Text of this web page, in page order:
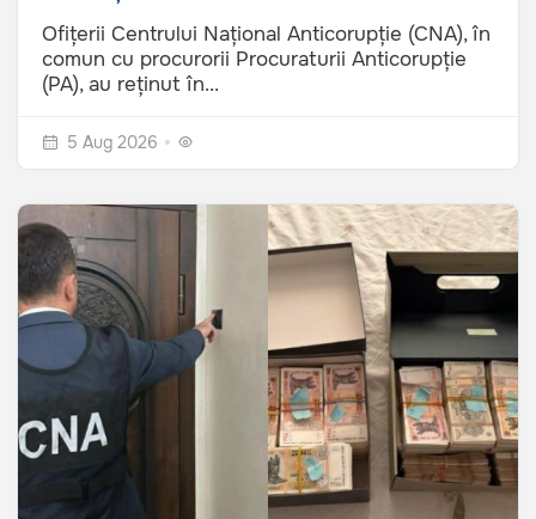
Ofițerii Centrului Național Anticorupție (CNA), în
comun cu procurorii Procuraturii Anticorupție
(PA), au reținut în...
5 Aug 2026